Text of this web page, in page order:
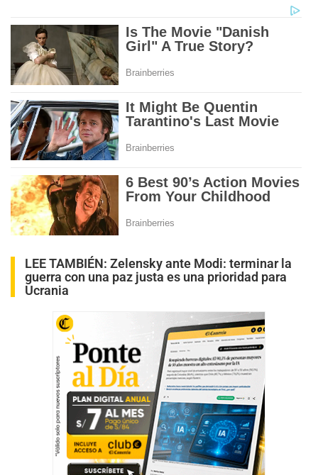
LEE TAMBIÉN: Zelensky ante Modi: terminar la
guerra con una paz justa es una prioridad para
Ucrania